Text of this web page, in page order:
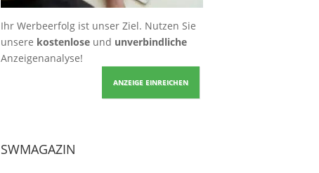
Ihr Werbeerfolg ist unser Ziel. Nutzen Sie
unsere kostenloseund unverbindliche
Anzeigenanalyse!
ANZEIGE EINREICHEN
SWMAGAZIN